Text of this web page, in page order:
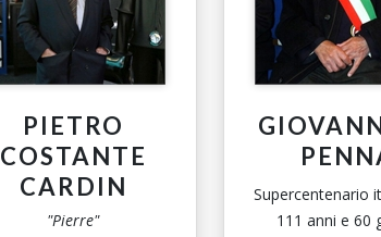
PIETRO
COSTANTE
CARDIN
"Pierre"
Supercentenario
111 anni e 60